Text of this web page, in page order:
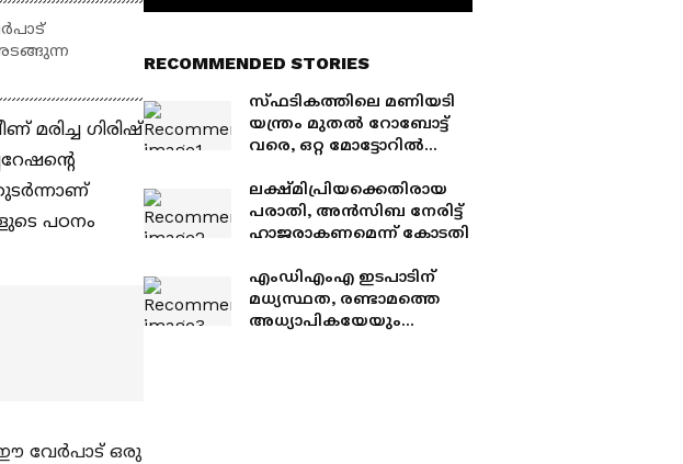
മരിച്ച ഗിരിഷ്
പഠനം
ഈ വേര്‍പാട് ഒരു
RECOMMENDED STORIES
സ്‌ഫടികത്തിലെ മണിയടി
യന്ത്രം മുതൽ റോബോട്ട്
വരെ, ഒറ്റ മോട്ടോറിൽ
അഭിനന്ദനവുമായി
മുഖ്യമന്ത്രി
ലക്ഷ്മിപ്രിയക്കെതിരായ
പരാതി, അൻസിബ നേരിട്ട്
ഹാജരാകണമെന്ന് കോടതി
എംഡിഎംഎ ഇടപാടിന്
മധ്യസ്ഥത, രണ്ടാമത്തെ
അധ്യാപികയേയും